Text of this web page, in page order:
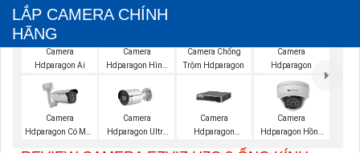
LẮP CAMERA CHÍNH
HÃNG
Camera
Hdparagon Ai
Camera
Hdparagon Hình
Camera Chống
Trộm Hdparagon
Camera
Hdparagon
Camera
Hdparagon Có Màu
Camera
Hdparagon Ultra
Camera
Hdparagon
Camera
Hdparagon Hồng